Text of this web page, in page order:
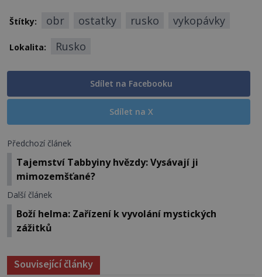
Štítky: obr ostatky rusko vykopávky
Lokalita: Rusko
Sdílet na Facebooku
Sdílet na X
Předchozí článek
Tajemství Tabbyiny hvězdy: Vysávají ji
mimozemšťané?
Další článek
Boží helma: Zařízení k vyvolání mystických
zážitků
Související články